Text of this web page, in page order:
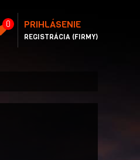
0 PRIHLÁSENIE
REGISTRÁCIA (FIRMY)